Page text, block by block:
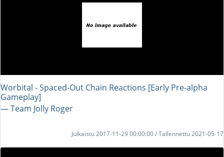
Worbital - Spaced-Out Chain Reactions [Early Pre-alpha
Gameplay]
― Team Jolly Roger
Julkaistu 2017-11-29 00:00:00 / Tallennettu 2021-05-17